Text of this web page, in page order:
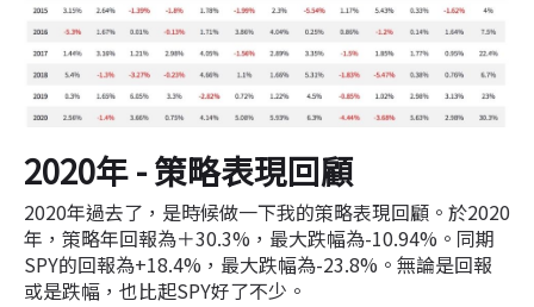
2020年 - 策略表現回顧
2020年過去了，是時候做一下我的策略表現回顧。於2020
年，策略年回報為＋30.3%，最大跌幅為-10.94%。同期
SPY的回報為+18.4%，最大跌幅為-23.8%。無論是回報
或是跌幅，也比起SPY好了不少。